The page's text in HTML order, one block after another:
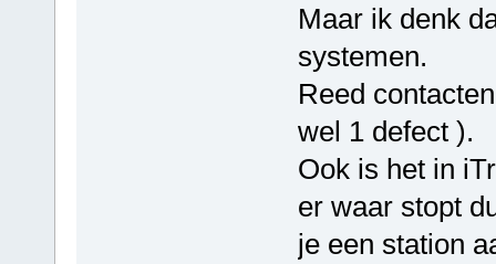
Maar ik denk
systemen.
Reed
wel 1 defect ).
Ook is het in
er waar stopt
je een station